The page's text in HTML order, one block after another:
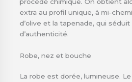
extra au profil unique, à mi-
d’olive et la tapenade, qui
d’authenticité.
Robe, nez et bouche
La robe est dorée, lumineuse.